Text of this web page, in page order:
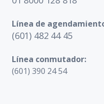
Línea de
(601) 482 44 45
Línea conmutador:
(601) 390 24 54